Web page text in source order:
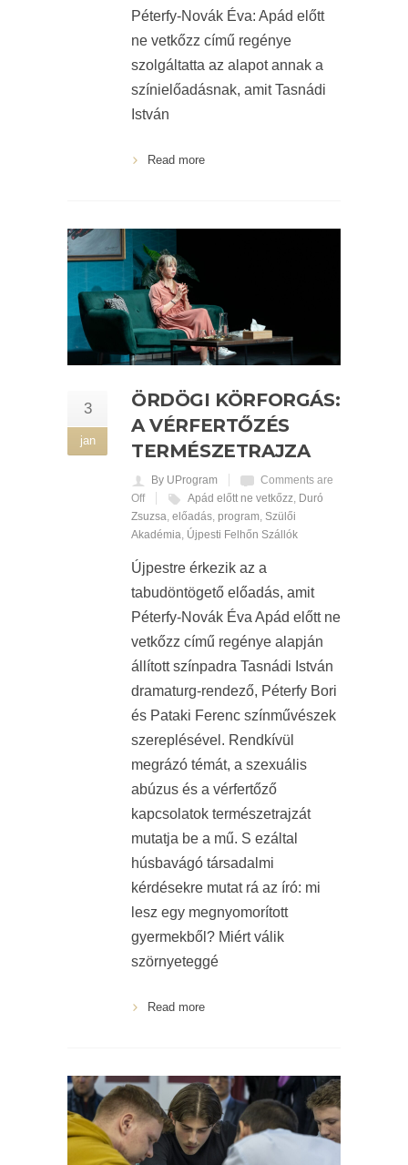
Péterfy-Novák Éva: Apád előtt
ne vetkőzz című regénye
szolgáltatta az alapot annak a
színielőadásnak, amit Tasnádi
István
Read more
3
jan
ÖRDÖGI KÖRFORGÁS:
A VÉRFERTŐZÉS
TERMÉSZETRAJZA
By UProgram
Comments are
Off
Apád előtt ne vetkőzz, Duró
Zsuzsa, előadás, program, Szülői
Akadémia, Újpesti Felhőn Szállók
Újpestre érkezik az a
tabudöntögető előadás, amit
Péterfy-Novák Éva Apád előtt ne
vetkőzz című regénye alapján
állított színpadra Tasnádi István
dramaturg-rendező, Péterfy Bori
és Pataki Ferenc színművészek
szereplésével. Rendkívül
megrázó témát, a szexuális
abúzus és a vérfertőző
kapcsolatok természetrajzát
mutatja be a mű. S ezáltal
húsbavágó társadalmi
kérdésekre mutat rá az író: mi
lesz egy megnyomorított
gyermekből? Miért válik
szörnyeteggé
Read more